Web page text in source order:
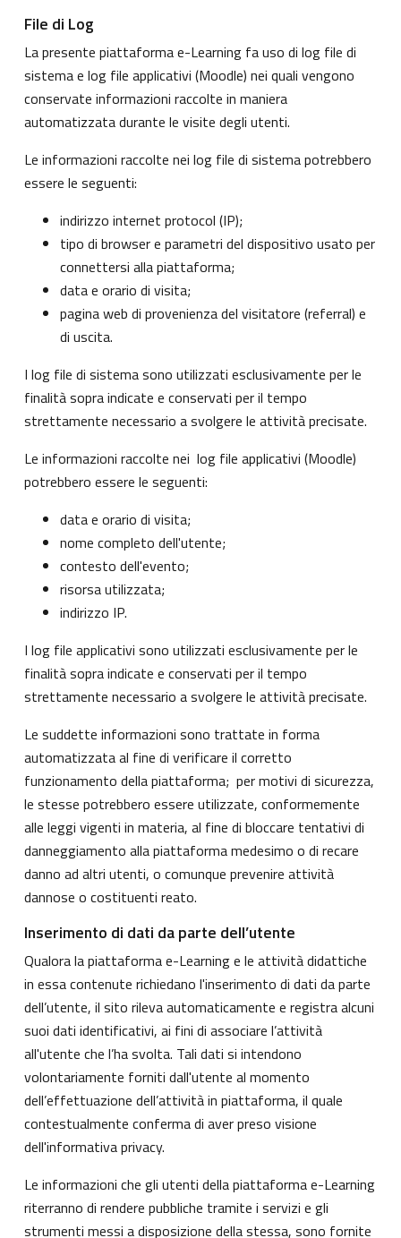
File di Log
La presente piattaforma e-Learning fa uso di log file di
sistema e log file applicativi (Moodle) nei quali vengono
conservate informazioni raccolte in maniera
automatizzata durante le visite degli utenti.
Le informazioni raccolte nei log file di sistema potrebbero
essere le seguenti:
indirizzo internet protocol (IP);
tipo di browser e parametri del dispositivo usato per
connettersi alla piattaforma;
data e orario di visita;
pagina web di provenienza del visitatore (referral) e
di uscita.
I log file di sistema sono utilizzati esclusivamente per le
finalità sopra indicate e conservati per il tempo
strettamente necessario a svolgere le attività precisate.
Le informazioni raccolte nei log file applicativi (Moodle)
potrebbero essere le seguenti:
data e orario di visita;
nome completo dell'utente;
contesto dell'evento;
risorsa utilizzata;
indirizzo IP.
I log file applicativi sono utilizzati esclusivamente per le
finalità sopra indicate e conservati per il tempo
strettamente necessario a svolgere le attività precisate.
Le suddette informazioni sono trattate in forma
automatizzata al fine di verificare il corretto
funzionamento della piattaforma; per motivi di sicurezza,
le stesse potrebbero essere utilizzate, conformemente
alle leggi vigenti in materia, al fine di bloccare tentativi di
danneggiamento alla piattaforma medesimo o di recare
danno ad altri utenti, o comunque prevenire attività
dannose o costituenti reato.
Inserimento di dati da parte dell’utente
Qualora la piattaforma e-Learning e le attività didattiche
in essa contenute richiedano l'inserimento di dati da parte
dell’utente, il sito rileva automaticamente e registra alcuni
suoi dati identificativi, ai fini di associare l’attività
all'utente che l’ha svolta. Tali dati si intendono
volontariamente forniti dall'utente al momento
dell’effettuazione dell’attività in piattaforma, il quale
contestualmente conferma di aver preso visione
dell'informativa privacy.
Le informazioni che gli utenti della piattaforma e-Learning
riterranno di rendere pubbliche tramite i servizi e gli
strumenti messi a disposizione della stessa, sono fornite